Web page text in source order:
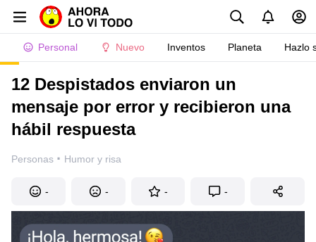
Personal Nuevo Inventos Planeta Hazlo
12 Despistados enviaron un
mensaje por error y recibieron una
hábil respuesta
Personas · Humor y risa
- - - -